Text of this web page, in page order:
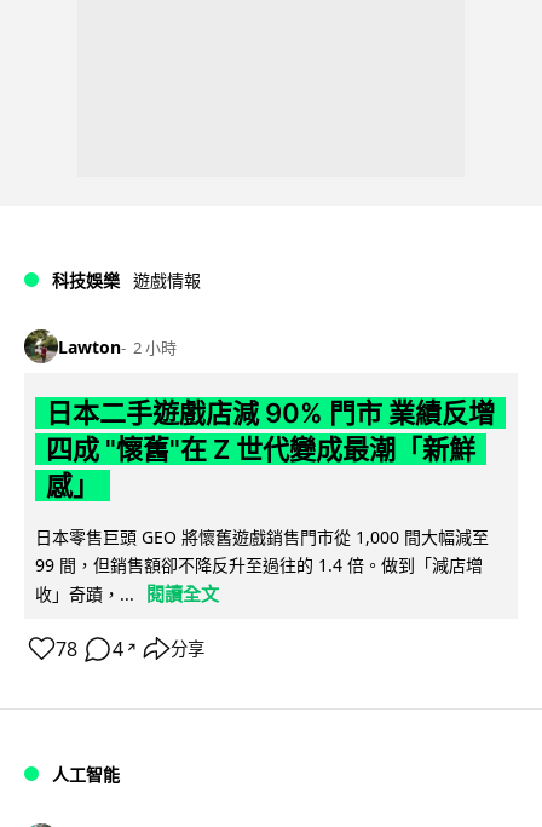
科技娛樂 遊戲情報
Lawton 2 小時
日本二手遊戲店減 90% 門市 業績反增
四成 "懷舊"在 Z 世代變成最潮「新鮮
感」
日本零售巨頭 GEO 將懷舊遊戲銷售門市從 1,000 間大幅減至
99 間，但銷售額卻不降反升至過往的 1.4 倍。做到「減店增
收」奇蹟，...
閱讀全文
78 4 ↗ 分享
人工智能